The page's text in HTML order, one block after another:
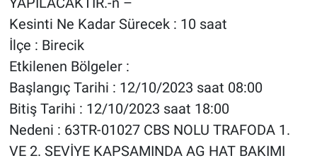
Kesinti Ne Kadar Sürecek : 10 saat
İlçe : Birecik
Etkilenen Bölgeler :
Başlangıç Tarihi : 12/10/2023 saat 08:00
Bitiş Tarihi : 12/10/2023 saat 18:00
Nedeni : 63TR-01027 CBS NOLU TRAFODA 1.
VE 2. SEVİYE KAPSAMINDA AG HAT BAKIMI